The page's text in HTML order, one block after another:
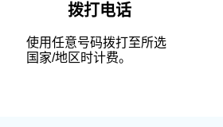
拨打电话
使用任意号码拨打至所选
国家/地区时计费。